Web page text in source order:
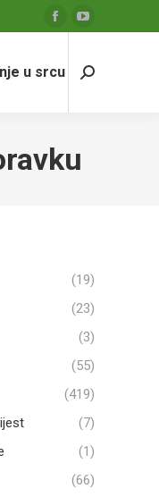
Facebook
opensopens
u srcu Search:
(19)
(23)
(3)
(55)
(419)
(7)
(1)
(66)